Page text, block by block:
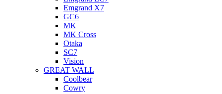
Emgrand X7
GC6
MK
MK Cross
Otaka
SC7
Vision
GREAT WALL
Coolbear
Cowry